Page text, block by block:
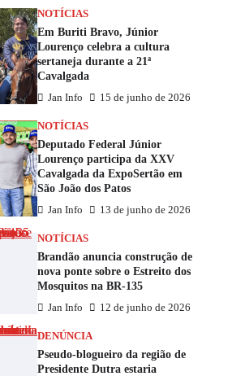
NOTÍCIAS
Em Buriti Bravo, Júnior
Lourenço celebra a cultura
sertaneja durante a 21ª
Cavalgada
Jan Info 15 de junho de 2026
NOTÍCIAS
Deputado Federal Júnior
Lourenço participa da XXV
Cavalgada da ExpoSertão em
São João dos Patos
Jan Info 13 de junho de 2026
NOTÍCIAS
Brandão anuncia construção de
nova ponte sobre o Estreito dos
Mosquitos na BR-135
Jan Info 12 de junho de 2026
DENÚNCIA
Pseudo-blogueiro da região de
Presidente Dutra estaria